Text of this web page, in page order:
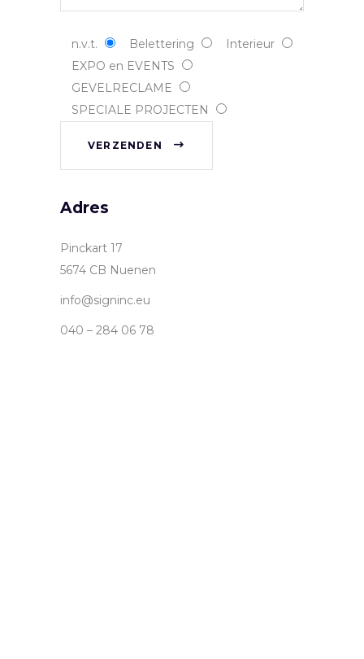
n.v.t. Belettering
Interieur
EXPO en EVENTS
GEVELRECLAME
SPECIALE PROJECTEN
VERZENDEN
Adres
Pinckart 17
5674 CB Nuenen
info@signinc.eu
040 – 284 06 78